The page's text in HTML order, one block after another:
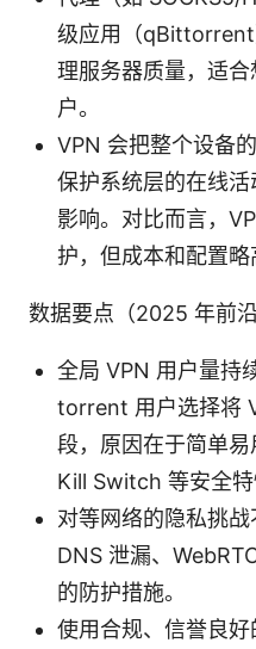
级应用（
理服务器质量，适
户。
VPN 会把整个设备
保护系统层的在线
影响。对比而言，
护，但成本和配置略
数据要点（2025 年前沿
全局 VPN 用户量持
torrent 用户选择将
段，原因在于简单
Kill Switch 等安全特
对等网络的隐私挑
DNS 泄漏、
的防护措施。
使用合规、信誉良